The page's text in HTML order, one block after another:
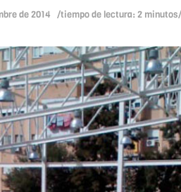
de 2014 /tiempo de lectura: 2 minutos/